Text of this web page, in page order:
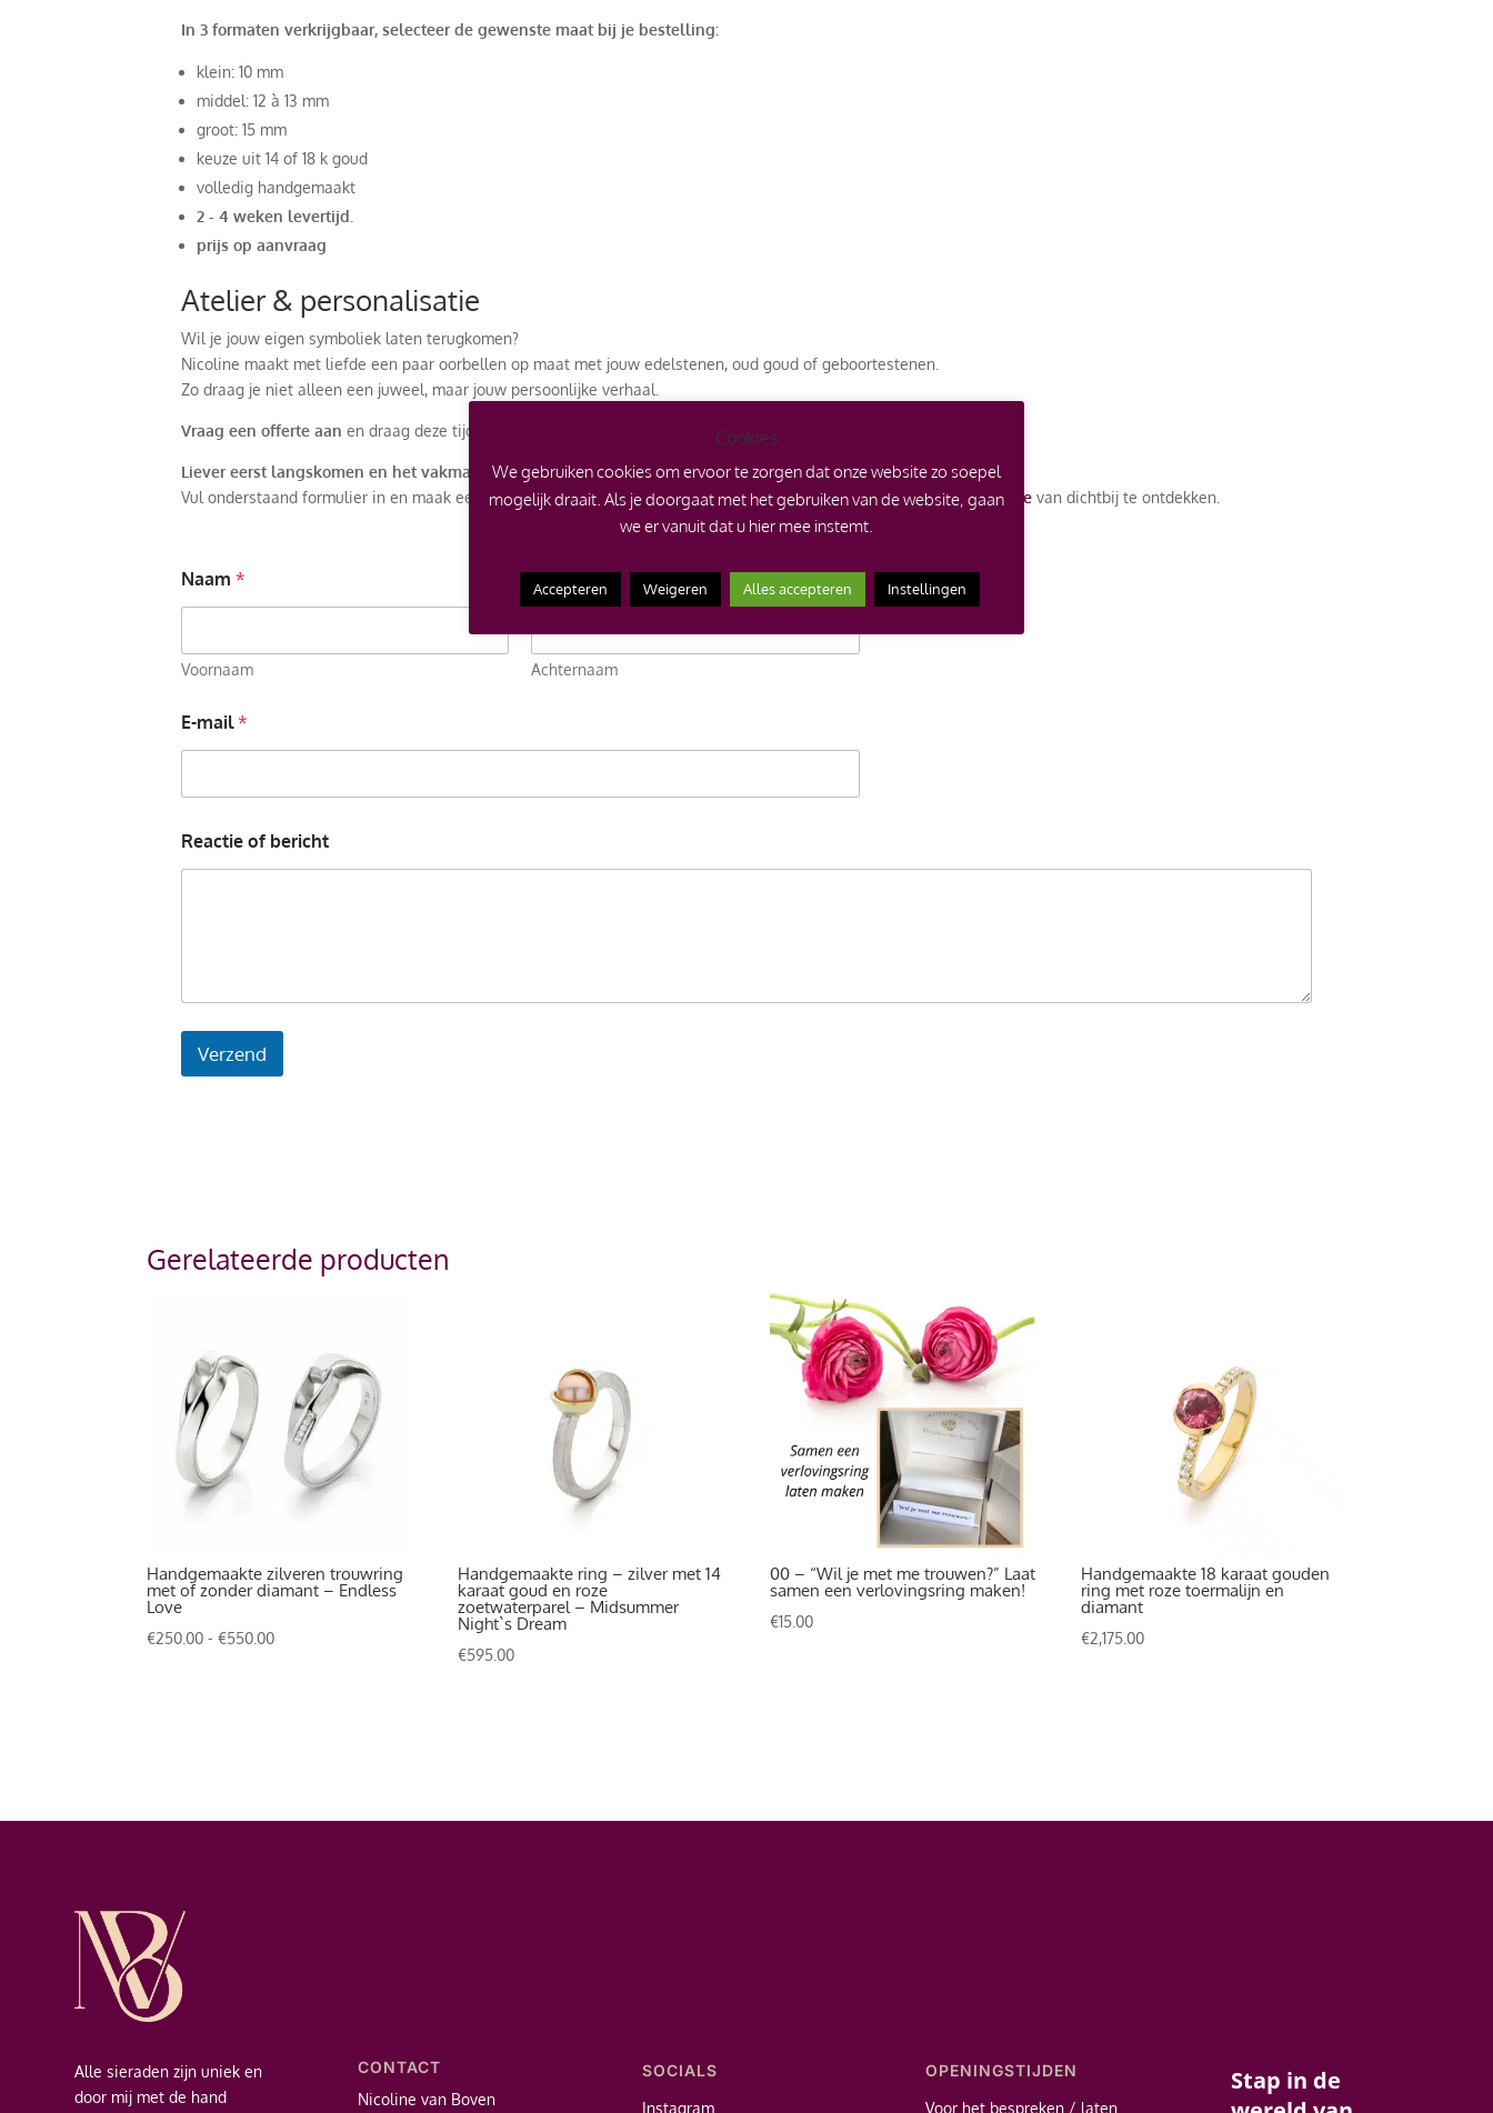
In 3 formaten verkrijgbaar, selecteer de gewenste maat bij je bestelling:
klein: 10 mm
middel: 12 à 13 mm
groot: 15 mm
keuze uit 14 of 18 k goud
volledig handgemaakt
2 - 4 weken levertijd.
prijs op aanvraag
Atelier & personalisatie
Wil je jouw eigen symboliek laten terugkomen?
Nicoline maakt met liefde een paar oorbellen op maat met jouw edelstenen, oud goud of geboortestenen.
Zo draag je niet alleen een juweel, maar jouw persoonlijke verhaal.
Vraag een offerte aan en draag deze tijdloze handgemaakte gouden roosjes oorbellen binnenkort zelf.
Liever eerst langskomen en het vakmanschap ervaren?
Vul onderstaand formulier in en maak een afspraak in Nicoline’s goudsmidatelier in Zeeland om de Elegance collectie van dichtbij te ontdekken.
Naam *
Voornaam Achternaam
N
a
m
e
E-mail*
Reactie of bericht
Verzend
Gerelateerde producten
Handgemaakte zilveren trouwring
met of zonder diamant – Endless
Love
€250.00 - €550.00Prijsklasse:
Handgemaakte ring – zilver met 14
karaat goud en roze
zoetwaterparel – Midsummer
Night`s Dream
€595.00
00 – “Wil je met me trouwen?” Laat
samen een verlovingsring maken!
€15.00
Handgemaakte 18 karaat gouden
ring met roze toermalijn en
diamant
€2,175.00
Alle sieraden zijn uniek en
door mij met de hand
CONTACT
Nicoline van Boven
SOCIALS
Instagram
OPENINGSTIJDEN
Voor het bespreken / laten
Stap in de
Cookies
We gebruiken cookies om ervoor te zorgen dat onze website zo soepel
mogelijk draait. Als je doorgaat met het gebruiken van de website, gaan
we er vanuit dat u hier mee instemt.
Accepteren Weigeren Alles accepteren Instellingen